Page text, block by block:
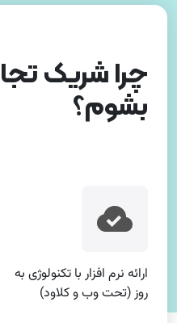
چرا شریک
بشوم؟
ارائه نرم افزار با تکنولوژی به
روز (تحت وب و کلاود)